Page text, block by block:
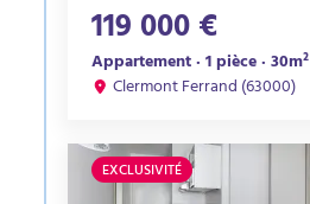
119 000 €
Appartement · 1 pièce · 30m²
Clermont Ferrand (63000)
EXCLUSIVITÉ